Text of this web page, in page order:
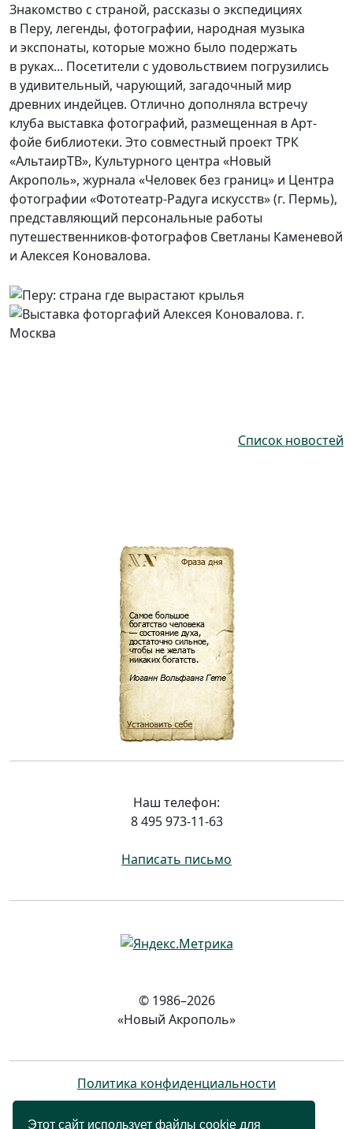
Этот сайт использует файлы cookie для
Знакомство с страной, рассказы о экспедициях
в Перу, легенды, фотографии, народная музыка
и экспонаты, которые можно было подержать
в руках... Посетители с удовольствием погрузились
в удивительный, чарующий, загадочный мир
древних индейцев. Отлично дополняла встречу
клуба выставка фотографий, размещенная в Арт-
фойе библиотеки. Это совместный проект ТРК
«АльтаирТВ», Культурного центра «Новый
Акрополь», журнала «Человек без границ» и Центра
фотографии «Фототеатр-Радуга искусств» (г. Пермь),
представляющий персональные работы
путешественников-фотографов Светланы Каменевой
и Алексея Коновалова.
Список новостей
Наш телефон:
8 495 973-11-63
Написать письмо
© 1986–2026
«Новый Акрополь»
Политика конфиденциальности